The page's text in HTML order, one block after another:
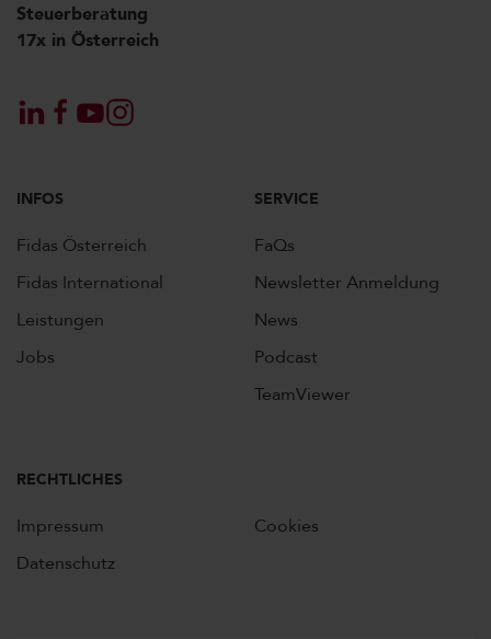
Steuerberatung
17x in Österreich
INFOS
Fidas Österreich
Fidas International
Leistungen
Jobs
SERVICE
FaQs
Newsletter Anmeldung
News
Podcast
TeamViewer
RECHTLICHES
Impressum
Datenschutz
Cookies